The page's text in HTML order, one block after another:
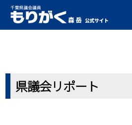
県議会リポート